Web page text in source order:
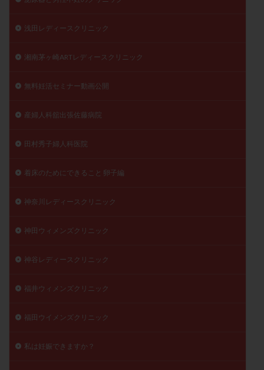
浅田レディースクリニック
湘南茅ヶ崎ARTレディースクリニック
無料妊活セミナー動画公開
産婦人科舘出張佐藤病院
田村秀子婦人科医院
着床のためにできること 卵子編
神奈川レディースクリニック
神田ウィメンズクリニック
神谷レディースクリニック
福井ウィメンズクリニック
福田ウイメンズクリニック
私は妊娠できますか？